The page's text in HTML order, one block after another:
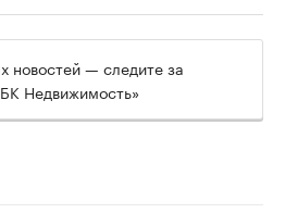
новостей — следите за
Недвижимость»